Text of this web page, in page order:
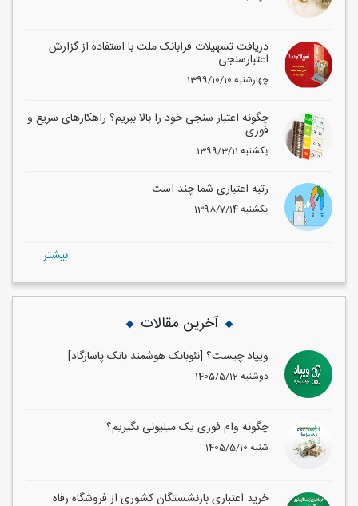
دریافت تسهیلات فرابانک ملت با استفاده از گزارش
اعتبارسنجی
1399/10/10 چهارشنبه
چگونه اعتبار سنجی خود را بالا ببریم؟ راهکارهای سریع و
فوری
1399/3/11 یکشنبه
رتبه اعتباری شما چند است
1398/7/14 یکشنبه
بيشتر
آخرین مقالات
ویپاد چیست؟ [نئوبانک هوشمند بانک پاسارگاد]
1405/5/12 دوشنبه
چگونه وام فوری یک میلیونی بگیریم؟
1405/5/10 شنبه
خرید اعتباری بازنشستگان کشوری از فروشگاه رفاه